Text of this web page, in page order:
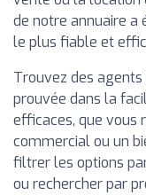
de notre annuaire a
le plus fiable et
Trouvez des
prouvée dans la
efficaces, que vous
commercial ou un
filtrer les options
ou rechercher par